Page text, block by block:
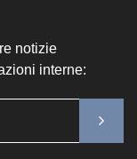
notizie
interne: